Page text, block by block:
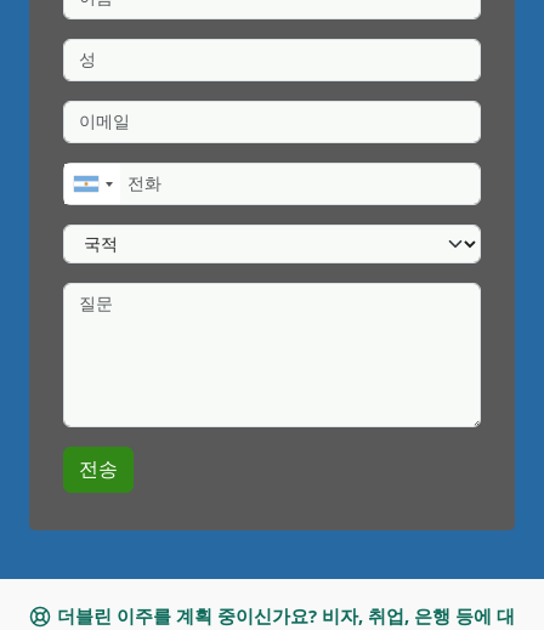
성
이메일
전화
국적
질문
더블린 이주를 계획 중이신가요? 비자, 취업, 은행 등에 대